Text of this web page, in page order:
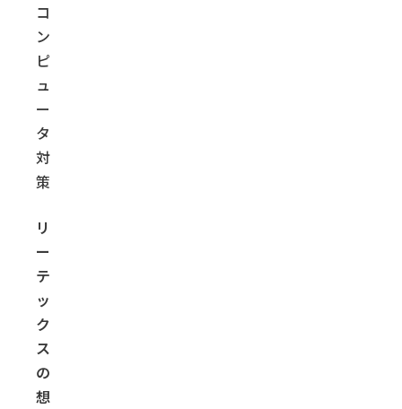
コ
ン
ピ
ュ
ー
タ
対
策
リ
ー
テ
ッ
ク
ス
の
想